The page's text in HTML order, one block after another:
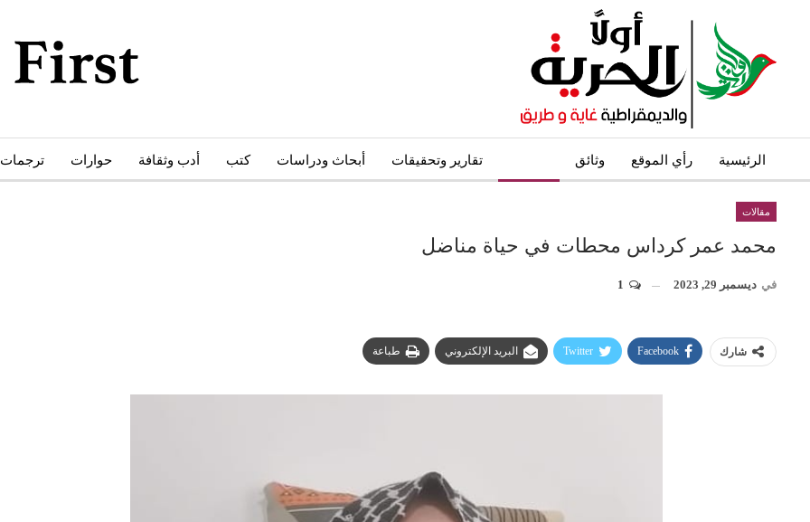
الرئيسية رأي الموقع وثائق تقارير وتحقيقات أبحاث ودراسات كتب أدب وثقافة حوارات ترجمات
مقالات
محمد عمر كرداس محطات في حياة مناضل
في ديسمبر 29, 2023
شارك Facebook
Twitter البريد الإلكتروني طباعة